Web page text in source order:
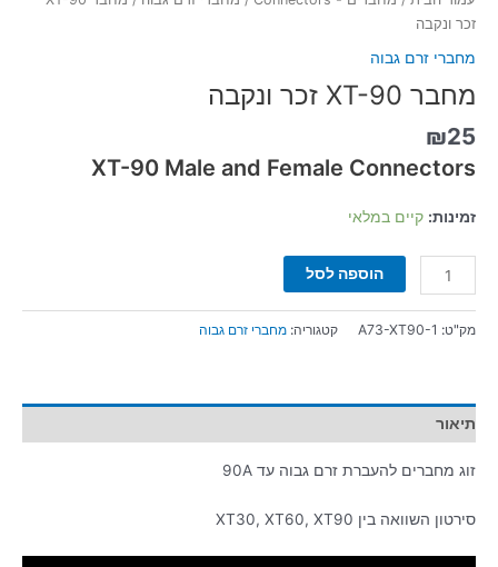
זכר ונקבה
מחברי זרם גבוה
מחבר XT-90 זכר ונקבה
₪25
XT-90 Male and Female Connectors
זמינות: קיים במלאי
הוספה לסל
מק"ט: A73-XT90-1 קטגוריה: מחברי זרם גבוה
תיאור
זוג מחברים להעברת זרם גבוה עד 90A
סירטון השוואה בין XT30, XT60, XT90